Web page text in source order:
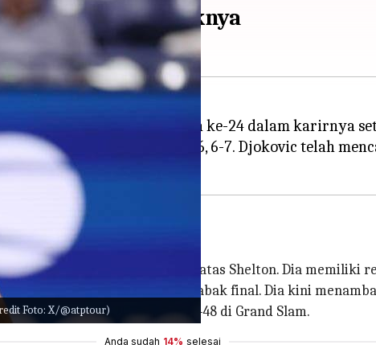
Foto: X/@atptour)
2023: Statistiknya
Grand Slam tunggal putra ke-24 dalam karirnya
Shelton, yang kalah 3-6, 2-6, 6-7. Djokovic telah
karirnya dengan kemenangan atas Shelton. Dia memiliki
kalah 3-6 ketika bertarung di babak final. Dia kini
rekor menang-kalah 360-48 di Grand Slam.
Anda sudah 14% selesai